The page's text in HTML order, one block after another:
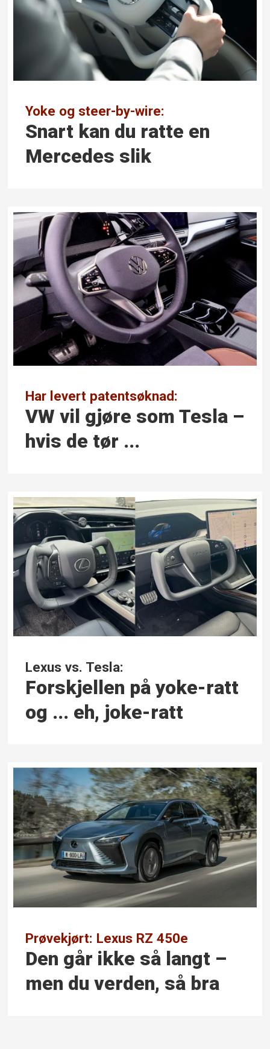
Yoke og steer-by-wire:
Snart kan du ratte en
Mercedes slik
Har levert patentsøknad:
VW vil gjøre som Tesla –
hvis de tør ...
Lexus vs. Tesla:
Forskjellen på yoke-ratt
og ... eh, joke-ratt
Prøvekjørt: Lexus RZ 450e
Den går ikke så langt –
men du verden, så bra